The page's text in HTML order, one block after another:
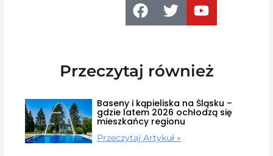
Przeczytaj również
Baseny i kąpieliska na Śląsku –
gdzie latem 2026 ochłodzą się
mieszkańcy regionu
Przeczytaj Artykuł »